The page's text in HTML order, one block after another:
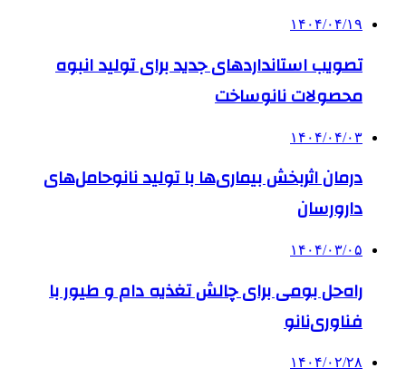
۱۴۰۴/۰۴/۱۹
تصویب استانداردهای جدید برای تولید انبوه
محصولات نانوساخت
۱۴۰۴/۰۴/۰۳
درمان اثربخش بیماری‌ها با تولید نانوحامل‌های
دارورسان
۱۴۰۴/۰۳/۰۵
راه‌حل بومی برای چالش‌ تغذیه دام و طیور با
فناوری‌نانو
۱۴۰۴/۰۲/۲۸